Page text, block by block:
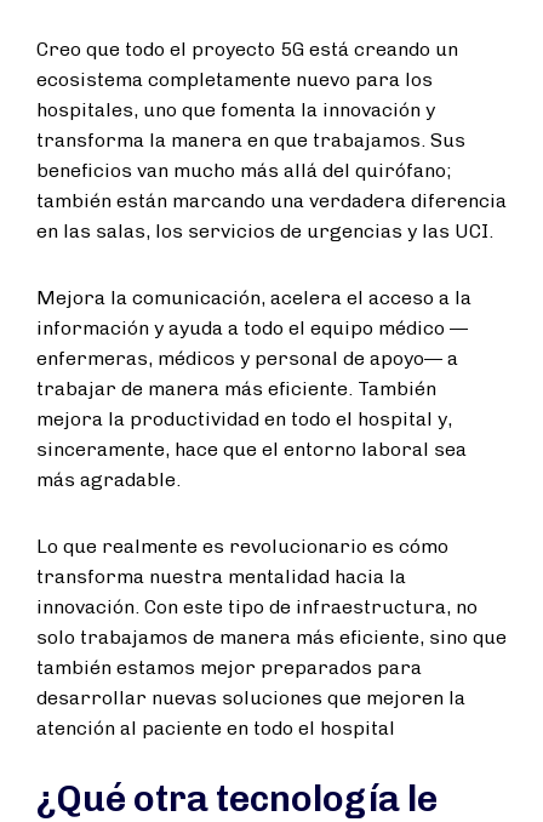
Creo que todo el proyecto 5G está creando un
ecosistema completamente nuevo para los
hospitales, uno que fomenta la innovación y
transforma la manera en que trabajamos. Sus
beneficios van mucho más allá del quirófano;
también están marcando una verdadera diferencia
en las salas, los servicios de urgencias y las UCI.
Mejora la comunicación, acelera el acceso a la
información y ayuda a todo el equipo médico —
enfermeras, médicos y personal de apoyo— a
trabajar de manera más eficiente. También
mejora la productividad en todo el hospital y,
sinceramente, hace que el entorno laboral sea
más agradable.
Lo que realmente es revolucionario es cómo
transforma nuestra mentalidad hacia la
innovación. Con este tipo de infraestructura, no
solo trabajamos de manera más eficiente, sino que
también estamos mejor preparados para
desarrollar nuevas soluciones que mejoren la
atención al paciente en todo el hospital
¿Qué otra tecnología le